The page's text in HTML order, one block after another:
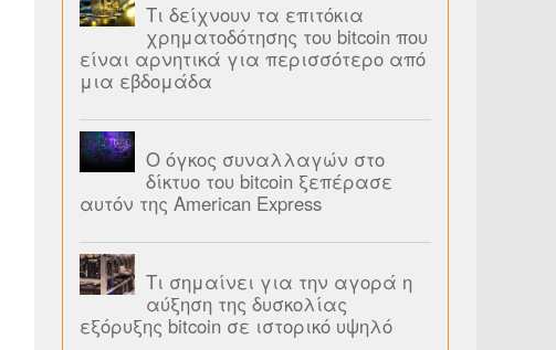
Τι δείχνουν τα επιτόκια
χρηματοδότησης του bitcoin που
είναι αρνητικά για περισσότερο από
μια εβδομάδα
Ο όγκος συναλλαγών στο
δίκτυο του bitcoin ξεπέρασε
αυτόν της American Express
Τι σημαίνει για την αγορά η
αύξηση της δυσκολίας
εξόρυξης bitcoin σε ιστορικό υψηλό